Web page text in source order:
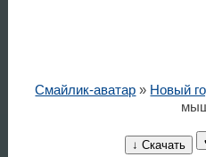
Смайлик-аватар » Новый
↓ Скачать